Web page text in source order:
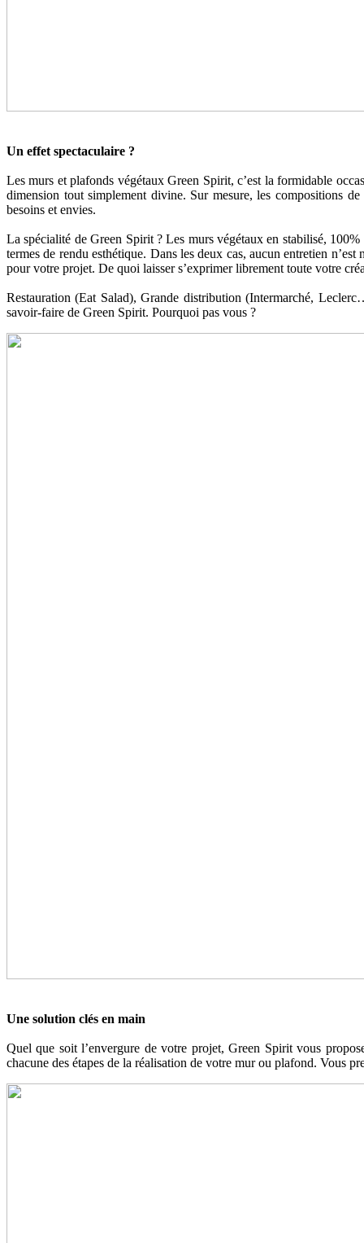
Un effet spectaculaire ?
Les murs et plafonds végétaux Green Spirit, c’est la formidable
dimension tout simplement divine. Sur mesure, les compositions
besoins et envies.
La spécialité de Green Spirit ? Les murs végétaux en stabilisé,
termes de rendu esthétique. Dans les deux cas, aucun entretien
pour votre projet. De quoi laisser s’exprimer librement toute votre
Restauration (Eat Salad), Grande distribution (Intermarché,
savoir-faire de Green Spirit. Pourquoi pas vous ?
Une solution clés en main
Quel que soit l’envergure de votre projet, Green Spirit vous
chacune des étapes de la réalisation de votre mur ou plafond. Vous